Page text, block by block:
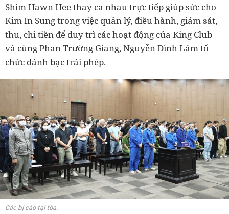
Shim Hawn Hee thay ca nhau trực tiếp giúp sức cho
Kim In Sung trong việc quản lý, điều hành, giám sát,
thu, chi tiền để duy trì các hoạt động của King Club
và cùng Phan Trường Giang, Nguyễn Đình Lâm tổ
chức đánh bạc trái phép.
Các bị cáo tại tòa.